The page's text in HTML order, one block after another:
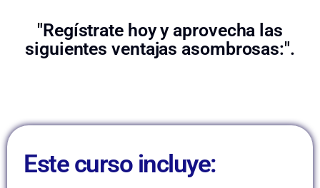
"Regístrate hoy y aprovecha las
siguientes ventajas asombrosas:".
Este curso incluye: